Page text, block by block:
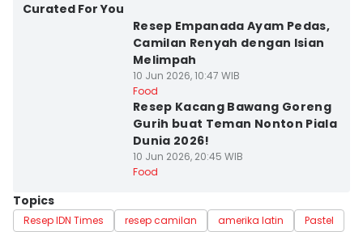
Curated For You
Resep Empanada Ayam Pedas,
Camilan Renyah dengan Isian
Melimpah
10 Jun 2026, 10:47 WIB
Food
Resep Kacang Bawang Goreng
Gurih buat Teman Nonton Piala
Dunia 2026!
10 Jun 2026, 20:45 WIB
Food
Topics
Resep IDN Times resep camilan amerika latin Pastel